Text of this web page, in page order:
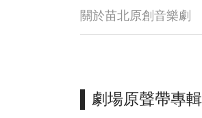
關於苗北原創音樂劇
劇場原聲帶專輯